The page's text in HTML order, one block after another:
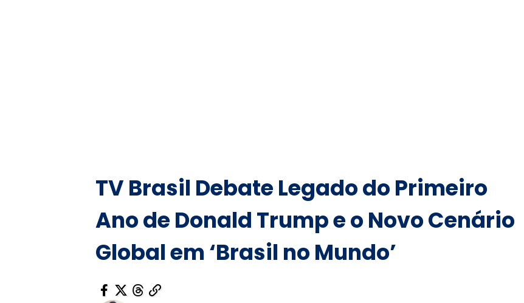
TV Brasil Debate Legado do Primeiro
Ano de Donald Trump e o Novo Cenário
Global em ‘Brasil no Mundo’